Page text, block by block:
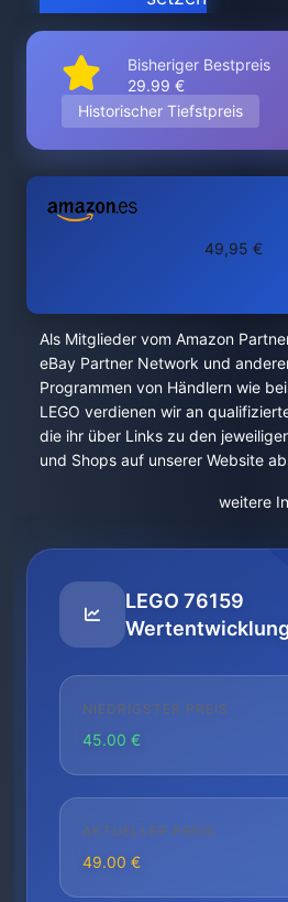
Bisheriger Bestpreis
29.99 €
Historischer Tiefstpreis
49,95 €
Als Mitglieder vom Amazon
eBay Partner Network und
Programmen von Händlern wie
LEGO verdienen wir an
die ihr über Links zu den
und Shops auf unserer Website
weitere
LEGO 76159
Wertentwicklung
NIEDRIGSTER PREIS
45.00 €
AKTUELLER PREIS
49.00 €